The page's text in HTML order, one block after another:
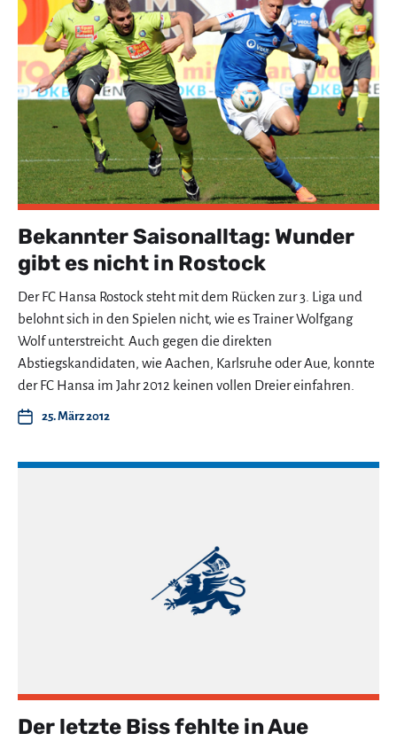
Bekannter Saisonalltag: Wunder
gibt es nicht in Rostock
Der FC Hansa Rostock steht mit dem Rücken zur 3. Liga und
belohnt sich in den Spielen nicht, wie es Trainer Wolfgang
Wolf unterstreicht. Auch gegen die direkten
Abstiegskandidaten, wie Aachen, Karlsruhe oder Aue, konnte
der FC Hansa im Jahr 2012 keinen vollen Dreier einfahren.
25. März 2012
Der letzte Biss fehlte in Aue